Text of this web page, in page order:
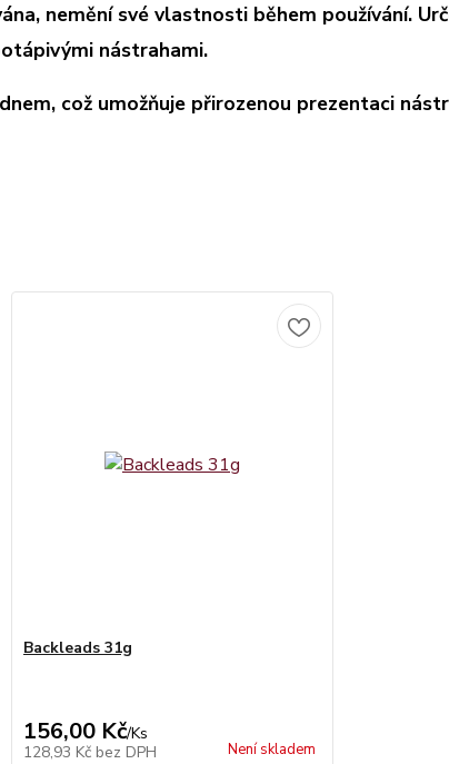
nemění své vlastnosti během používání.
nástrahami.
což umožňuje přirozenou prezentaci
Backleads 31g
156,00 Kč/Ks
128,93 Kč bez DPH Není skladem